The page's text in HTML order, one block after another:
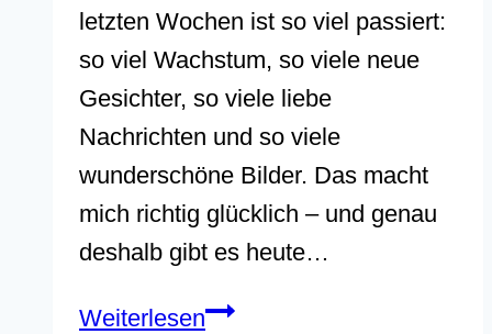
letzten Wochen ist so viel passiert:
so viel Wachstum, so viele neue
Gesichter, so viele liebe
Nachrichten und so viele
wunderschöne Bilder. Das macht
mich richtig glücklich – und genau
deshalb gibt es heute…
WeiterlesenGeburtstags-